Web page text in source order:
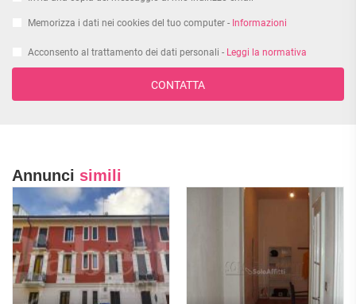
Memorizza i dati nei cookies del tuo computer - Informazioni
Acconsento al trattamento dei dati personali - Leggi la normativa
CONTATTA
Annunci simili